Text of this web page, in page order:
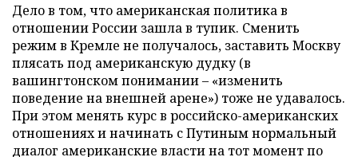
Дело в том, что американская политика в
отношении России зашла в тупик. Сменить
режим в Кремле не получалось, заставить Москву
плясать под американскую дудку (в
вашингтонском понимании – «изменить
поведение на внешней арене») тоже не удавалось.
При этом менять курс в российско-американских
отношениях и начинать с Путиным нормальный
диалог американские власти на тот момент по